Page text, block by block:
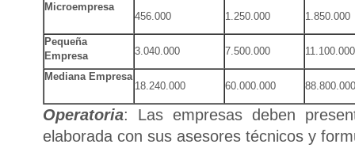
Microempresa
456.000
1.250.000 1.850.000
Pequeña
Empresa
3.040.000 7.500.000 11.100.000
Mediana Empresa
18.240.000
60.000.000 88.800.000
Operatoria: Las empresas deben
elaborada con sus asesores técnicos y